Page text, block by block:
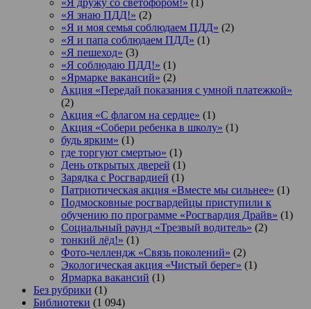
«Я знаю ПДД!» (2)
«Я и моя семья соблюдаем ПДД» (2)
«Я и папа соблюдаем ПДД» (1)
«Я пешеход» (3)
«Я соблюдаю ПДД!» (1)
«Ярмарке вакансий» (2)
Акция «Передай показания с умной платежкой»
(2)
Акция «С флагом на сердце» (1)
Акция «Собери ребенка в школу» (1)
будь ярким» (1)
где торгуют смертью» (1)
День открытых дверей (1)
Зарядка с Росгвардией (1)
Патриотическая акция «Вместе мы сильнее» (1)
Подмосковные росгвардейцы приступили к
обучению по программе «Росгвардия Драйв» (1)
Социальный раунд «Трезвый водитель» (2)
тонкий лёд!» (1)
Фото-челлендж «Связь поколений» (2)
Экологическая акция «Чистый берег» (1)
Ярмарка вакансий (1)
Без рубрики (1)
Библиотеки (1 094)